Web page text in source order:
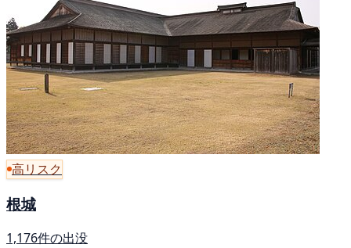
高リスク
根城
1,176件の出没